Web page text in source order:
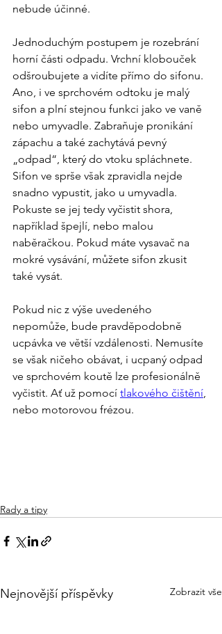
nebude účinné.
Jednoduchým postupem je rozebrání
horní části odpadu. Vrchní klobouček
odšroubujete a vidíte přímo do sifonu.
Ano, i ve sprchovém odtoku je malý
sifon a plní stejnou funkci jako ve vaně
nebo umyvadle. Zabraňuje pronikání
zápachu a také zachytává pevný
„odpad“, který do vtoku spláchnete.
Sifon ve sprše však zpravidla nejde
snadno vypustit, jako u umyvadla.
Pokuste se jej tedy vyčistit shora,
například špejlí, nebo malou
naběračkou. Pokud máte vysavač na
mokré vysávání, můžete sifon zkusit
také vysát.
Pokud nic z výše uvedeného
nepomůže, bude pravděpodobně
ucpávka ve větší vzdálenosti. Nemusíte
se však ničeho obávat, i ucpaný odpad
ve sprchovém koutě lze profesionálně
vyčistit. Ať už pomocí tlakového čištění,
nebo motorovou frézou.
Rady a tipy
Nejnovější příspěvky Zobrazit vše